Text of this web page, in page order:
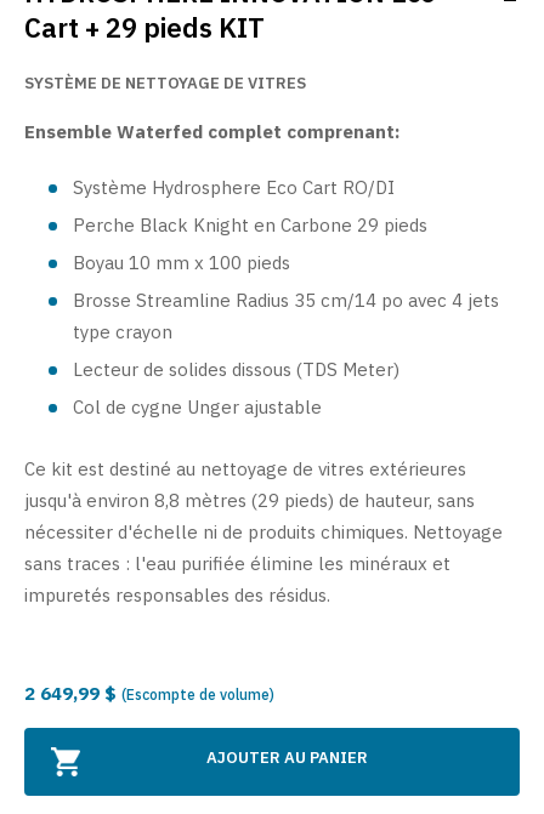
Cart + 29 pieds KIT
SYSTÈME DE NETTOYAGE DE VITRES
Ensemble Waterfed complet comprenant:
Système Hydrosphere Eco Cart RO/DI
Perche Black Knight en Carbone 29 pieds
Boyau 10 mm x 100 pieds
Brosse Streamline Radius 35 cm/14 po avec 4 jets
type crayon
Lecteur de solides dissous (TDS Meter)
Col de cygne Unger ajustable
Ce kit est destiné au nettoyage de vitres extérieures
jusqu'à environ 8,8 mètres (29 pieds) de hauteur, sans
nécessiter d'échelle ni de produits chimiques. Nettoyage
sans traces : l'eau purifiée élimine les minéraux et
impuretés responsables des résidus.
2 649,99 $ (Escompte de volume)
AJOUTER AU PANIER